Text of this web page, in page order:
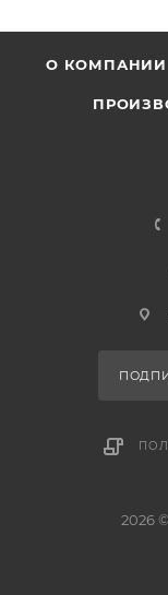
О КОМПАНИИ
2026